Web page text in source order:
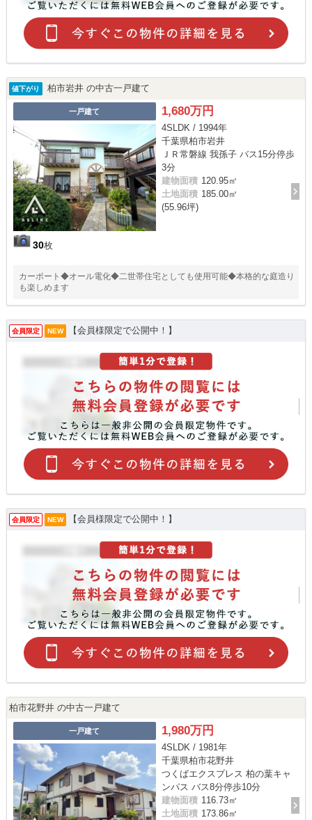
値下がり 柏市岩井 の中古一戸建て
一戸建て
30枚
1,680万円
4SLDK / 1994年
千葉県柏市岩井
ＪＲ常磐線 我孫子 バス15分停歩
3分
建物面積 120.95㎡
土地面積 185.00㎡
(55.96坪)
カーポート◆オール電化◆二世帯住宅としても使用可能◆本格的な庭造り
も楽しめます
会員限定 NEW 【会員様限定で公開中！】
会員限定 NEW 【会員様限定で公開中！】
柏市花野井 の中古一戸建て
一戸建て 1,980万円
4SLDK / 1981年
千葉県柏市花野井
つくばエクスプレス 柏の葉キャ
ンパス バス8分停歩10分
建物面積 116.73㎡
土地面積 173.86㎡